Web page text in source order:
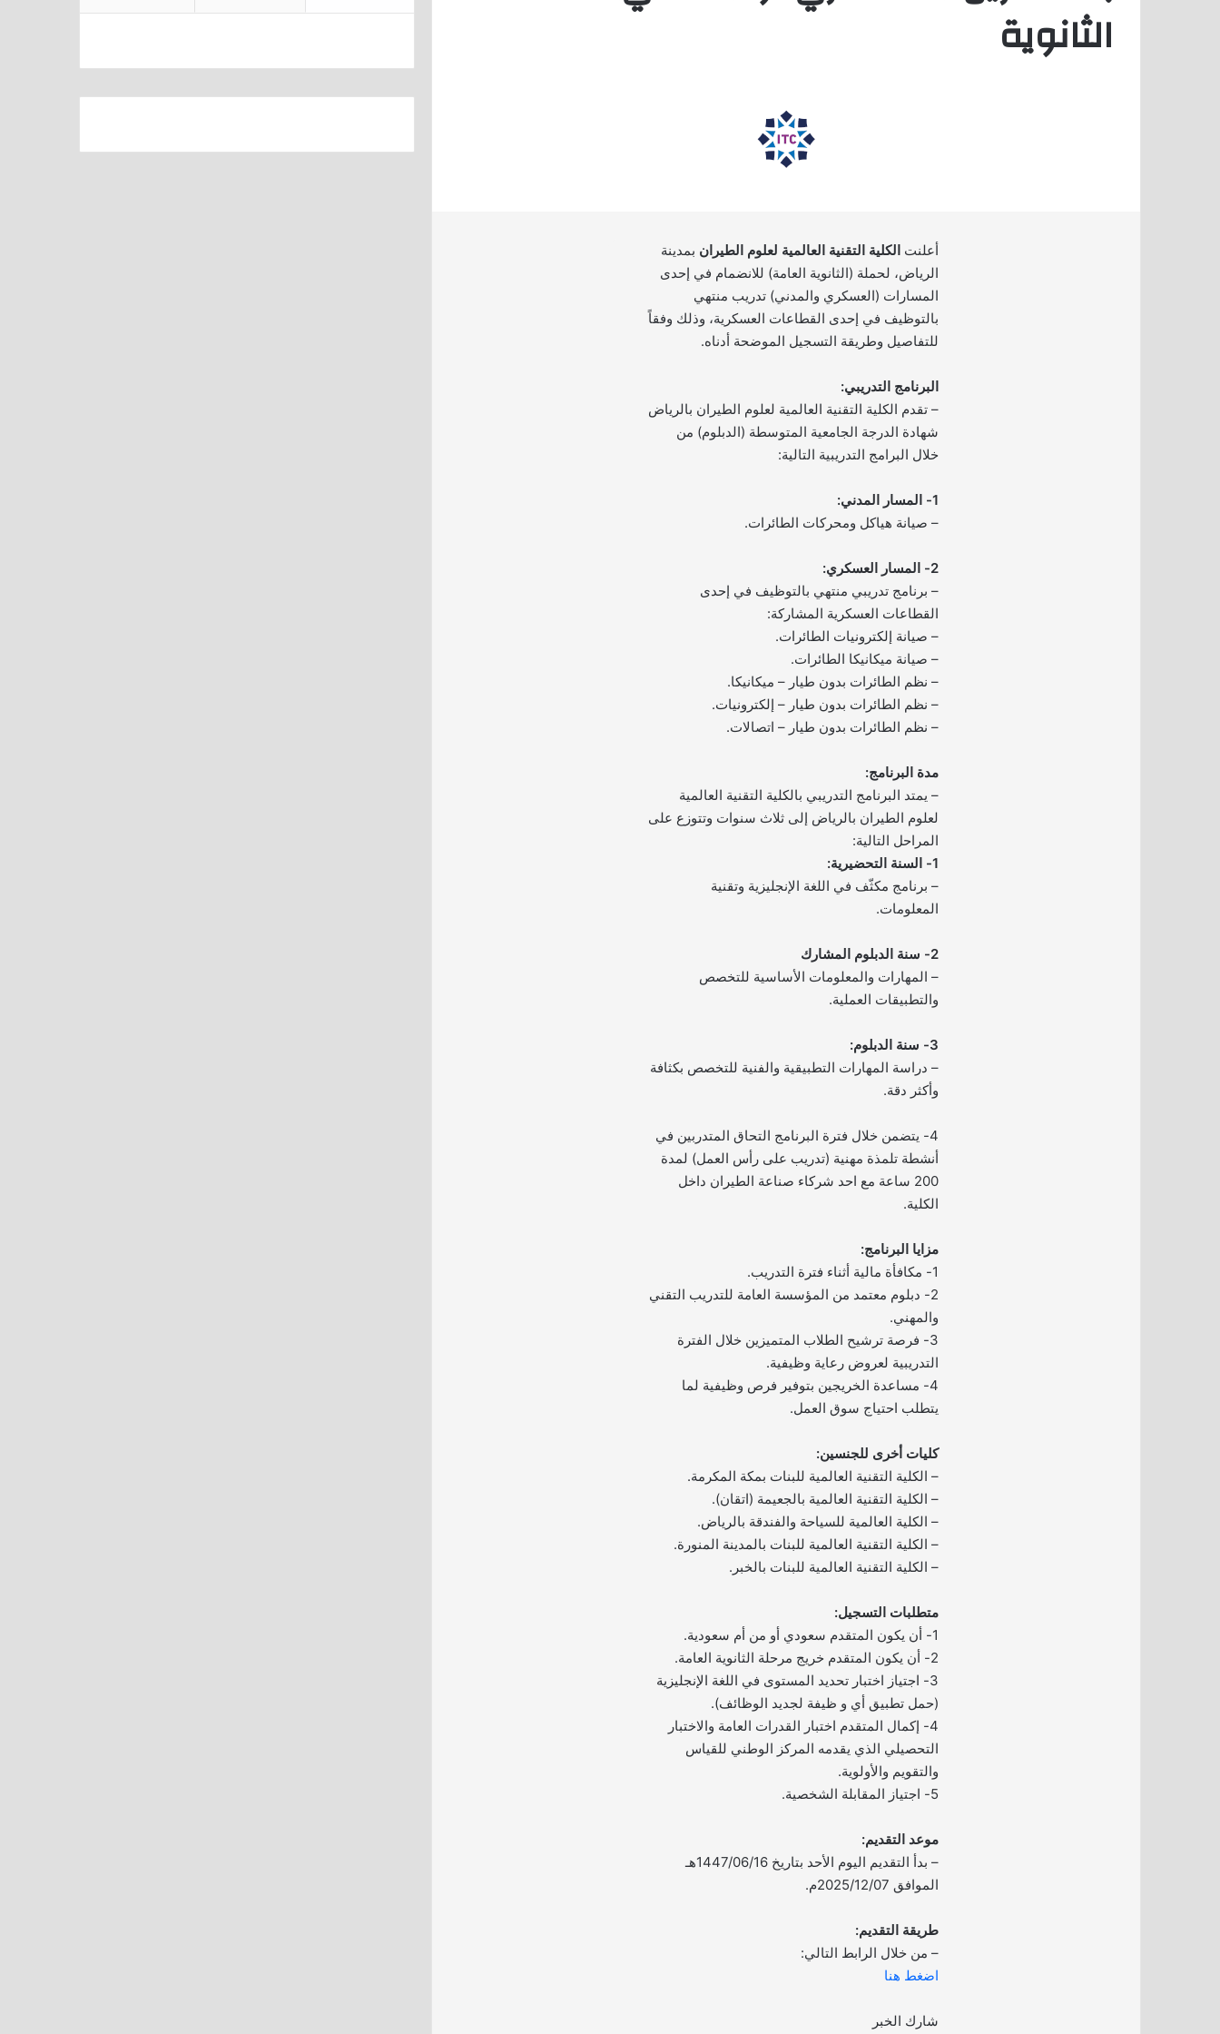
الثانوية
أعلنت الكلية التقنية العالمية لعلوم الطيران بمدينة
الرياض، لحملة (الثانوية العامة) للانضمام في إحدى
المسارات (العسكري والمدني) تدريب منتهي
بالتوظيف في إحدى القطاعات العسكرية، وذلك وفقاً
للتفاصيل وطريقة التسجيل الموضحة أدناه.
البرنامج التدريبي:
– تقدم الكلية التقنية العالمية لعلوم الطيران بالرياض
شهادة الدرجة الجامعية المتوسطة (الدبلوم) من
خلال البرامج التدريبية التالية:
1- المسار المدني:
– صيانة هياكل ومحركات الطائرات.
2- المسار العسكري:
– برنامج تدريبي منتهي بالتوظيف في إحدى
القطاعات العسكرية المشاركة:
– صيانة إلكترونيات الطائرات.
– صيانة ميكانيكا الطائرات.
– نظم الطائرات بدون طيار – ميكانيكا.
– نظم الطائرات بدون طيار – إلكترونيات.
– نظم الطائرات بدون طيار – اتصالات.
مدة البرنامج:
– يمتد البرنامج التدريبي بالكلية التقنية العالمية
لعلوم الطيران بالرياض إلى ثلاث سنوات وتتوزع على
المراحل التالية:
1- السنة التحضيرية:
– برنامج مكثّف في اللغة الإنجليزية وتقنية
المعلومات.
2- سنة الدبلوم المشارك
– المهارات والمعلومات الأساسية للتخصص
والتطبيقات العملية.
3- سنة الدبلوم:
– دراسة المهارات التطبيقية والفنية للتخصص بكثافة
وأكثر دقة.
4- يتضمن خلال فترة البرنامج التحاق المتدربين في
أنشطة تلمذة مهنية (تدريب على رأس العمل) لمدة
200 ساعة مع احد شركاء صناعة الطيران داخل
الكلية.
مزايا البرنامج:
1- مكافأة مالية أثناء فترة التدريب.
2- دبلوم معتمد من المؤسسة العامة للتدريب التقني
والمهني.
3- فرصة ترشيح الطلاب المتميزين خلال الفترة
التدريبية لعروض رعاية وظيفية.
4- مساعدة الخريجين بتوفير فرص وظيفية لما
يتطلب احتياج سوق العمل.
كليات أخرى للجنسين:
– الكلية التقنية العالمية للبنات بمكة المكرمة.
– الكلية التقنية العالمية بالجعيمة (اتقان).
– الكلية العالمية للسياحة والفندقة بالرياض.
– الكلية التقنية العالمية للبنات بالمدينة المنورة.
– الكلية التقنية العالمية للبنات بالخبر.
متطلبات التسجيل:
1- أن يكون المتقدم سعودي أو من أم سعودية.
2- أن يكون المتقدم خريج مرحلة الثانوية العامة.
3- اجتياز اختبار تحديد المستوى في اللغة الإنجليزية
(حمل تطبيق أي و ظيفة لجديد الوظائف).
4- إكمال المتقدم اختبار القدرات العامة والاختبار
التحصيلي الذي يقدمه المركز الوطني للقياس
والتقويم والأولوية.
5- اجتياز المقابلة الشخصية.
موعد التقديم:
– بدأ التقديم اليوم الأحد بتاريخ 1447/06/16هـ
الموافق 2025/12/07م.
طريقة التقديم:
– من خلال الرابط التالي:
اضغط هنا
شارك الخبر